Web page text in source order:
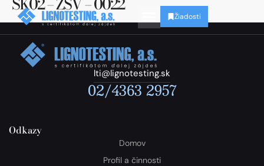
Žiadosti
lti@lignotesting.sk
02/4363 2957
Odkazy
Domov
Profil a činnosti